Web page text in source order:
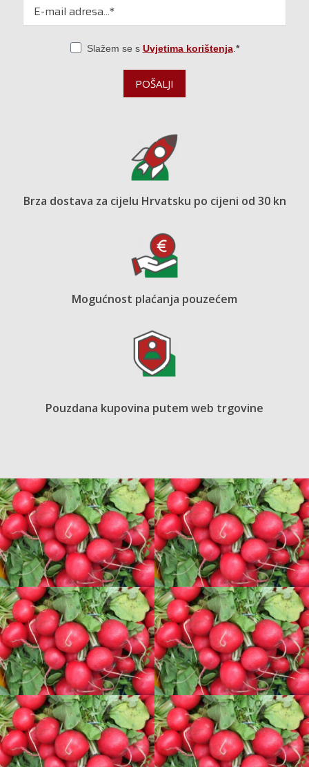
Slažem se s Uvjetima korištenja.
POŠALJI
Brza dostava za cijelu Hrvatsku po cijeni od 30 kn
Mogućnost plaćanja pouzećem
Pouzdana kupovina putem web trgovine